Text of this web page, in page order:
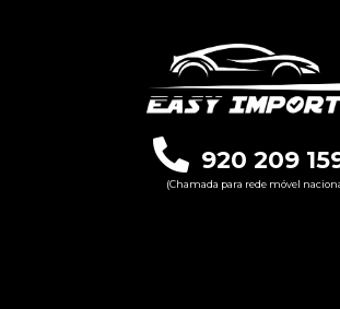
920 209
(Chamada para rede móvel